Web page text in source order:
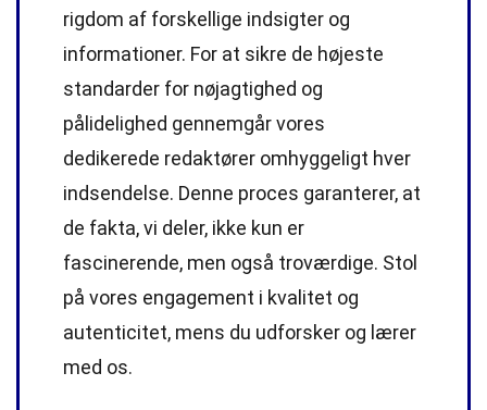
rigdom af forskellige indsigter og
informationer. For at sikre de højeste
standarder for nøjagtighed og
pålidelighed gennemgår vores
dedikerede redaktører omhyggeligt hver
indsendelse. Denne proces garanterer, at
de fakta, vi deler, ikke kun er
fascinerende, men også troværdige. Stol
på vores engagement i kvalitet og
autenticitet, mens du udforsker og lærer
med os.